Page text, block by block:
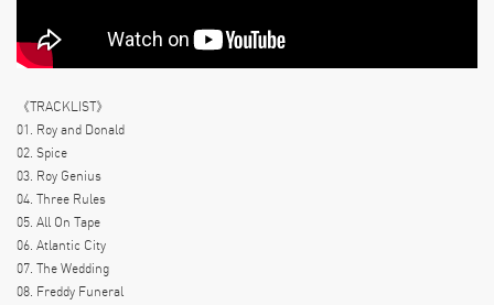
《TRACKLIST》
01. Roy and Donald
02. Spice
03. Roy Genius
04. Three Rules
05. All On Tape
06. Atlantic City
07. The Wedding
08. Freddy Funeral